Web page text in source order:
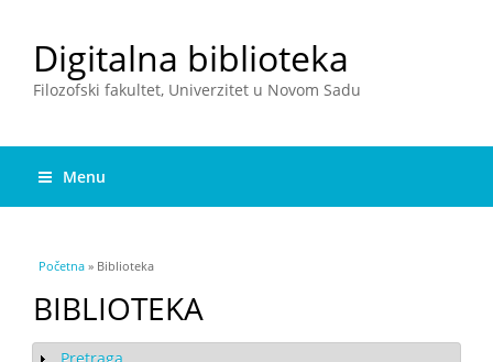
Digitalna biblioteka
Filozofski fakultet, Univerzitet u Novom Sadu
Menu
You are here
Početna » Biblioteka
BIBLIOTEKA
Show
Pretraga